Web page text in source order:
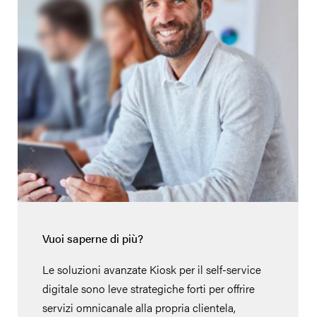
Vuoi saperne di più?
Le soluzioni avanzate Kiosk per il self-service
digitale sono leve strategiche forti per offrire
servizi omnicanale alla propria clientela,